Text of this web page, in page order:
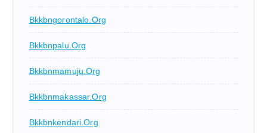
Bkkbngorontalo.org
Bkkbnpalu.org
Bkkbnmamuju.org
Bkkbnmakassar.org
Bkkbnkendari.org